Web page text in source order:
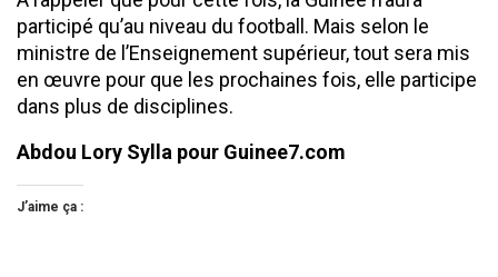
participé qu’au niveau du football. Mais selon le
ministre de l’Enseignement supérieur, tout sera mis
en œuvre pour que les prochaines fois, elle participe
dans plus de disciplines.
Abdou Lory Sylla pour Guinee7.com
J’aime ça :